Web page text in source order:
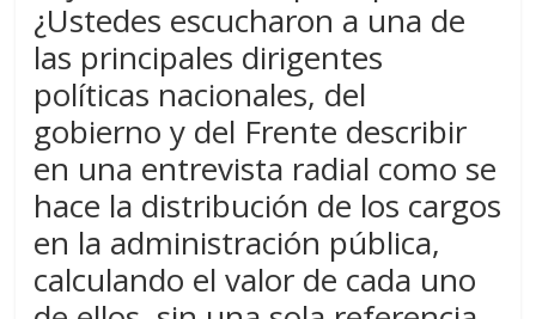
¿Ustedes escucharon a una de
las principales dirigentes
políticas nacionales, del
gobierno y del Frente describir
en una entrevista radial como se
hace la distribución de los cargos
en la administración pública,
calculando el valor de cada uno